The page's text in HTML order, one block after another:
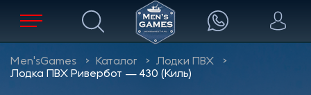
Men'sGames Каталог
Лодки ПВХ
Лодка ПВХ Ривербот — 430 (Киль)